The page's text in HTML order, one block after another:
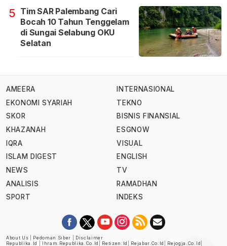
5 Tim SAR Palembang Cari
Bocah 10 Tahun Tenggelam
di Sungai Selabung OKU
Selatan
AMEERA
EKONOMI SYARIAH
SKOR
KHAZANAH
IQRA
ISLAM DIGEST
NEWS
ANALISIS
SPORT
INTERNASIONAL
TEKNO
BISNIS FINANSIAL
ESGNOW
VISUAL
ENGLISH
TV
RAMADHAN
INDEKS
About Us Pedoman Siber
Disclaimer
Republika.id
Ihram.republika.co.id Retizen.id Rejabar.co.id Rejogja.co.id